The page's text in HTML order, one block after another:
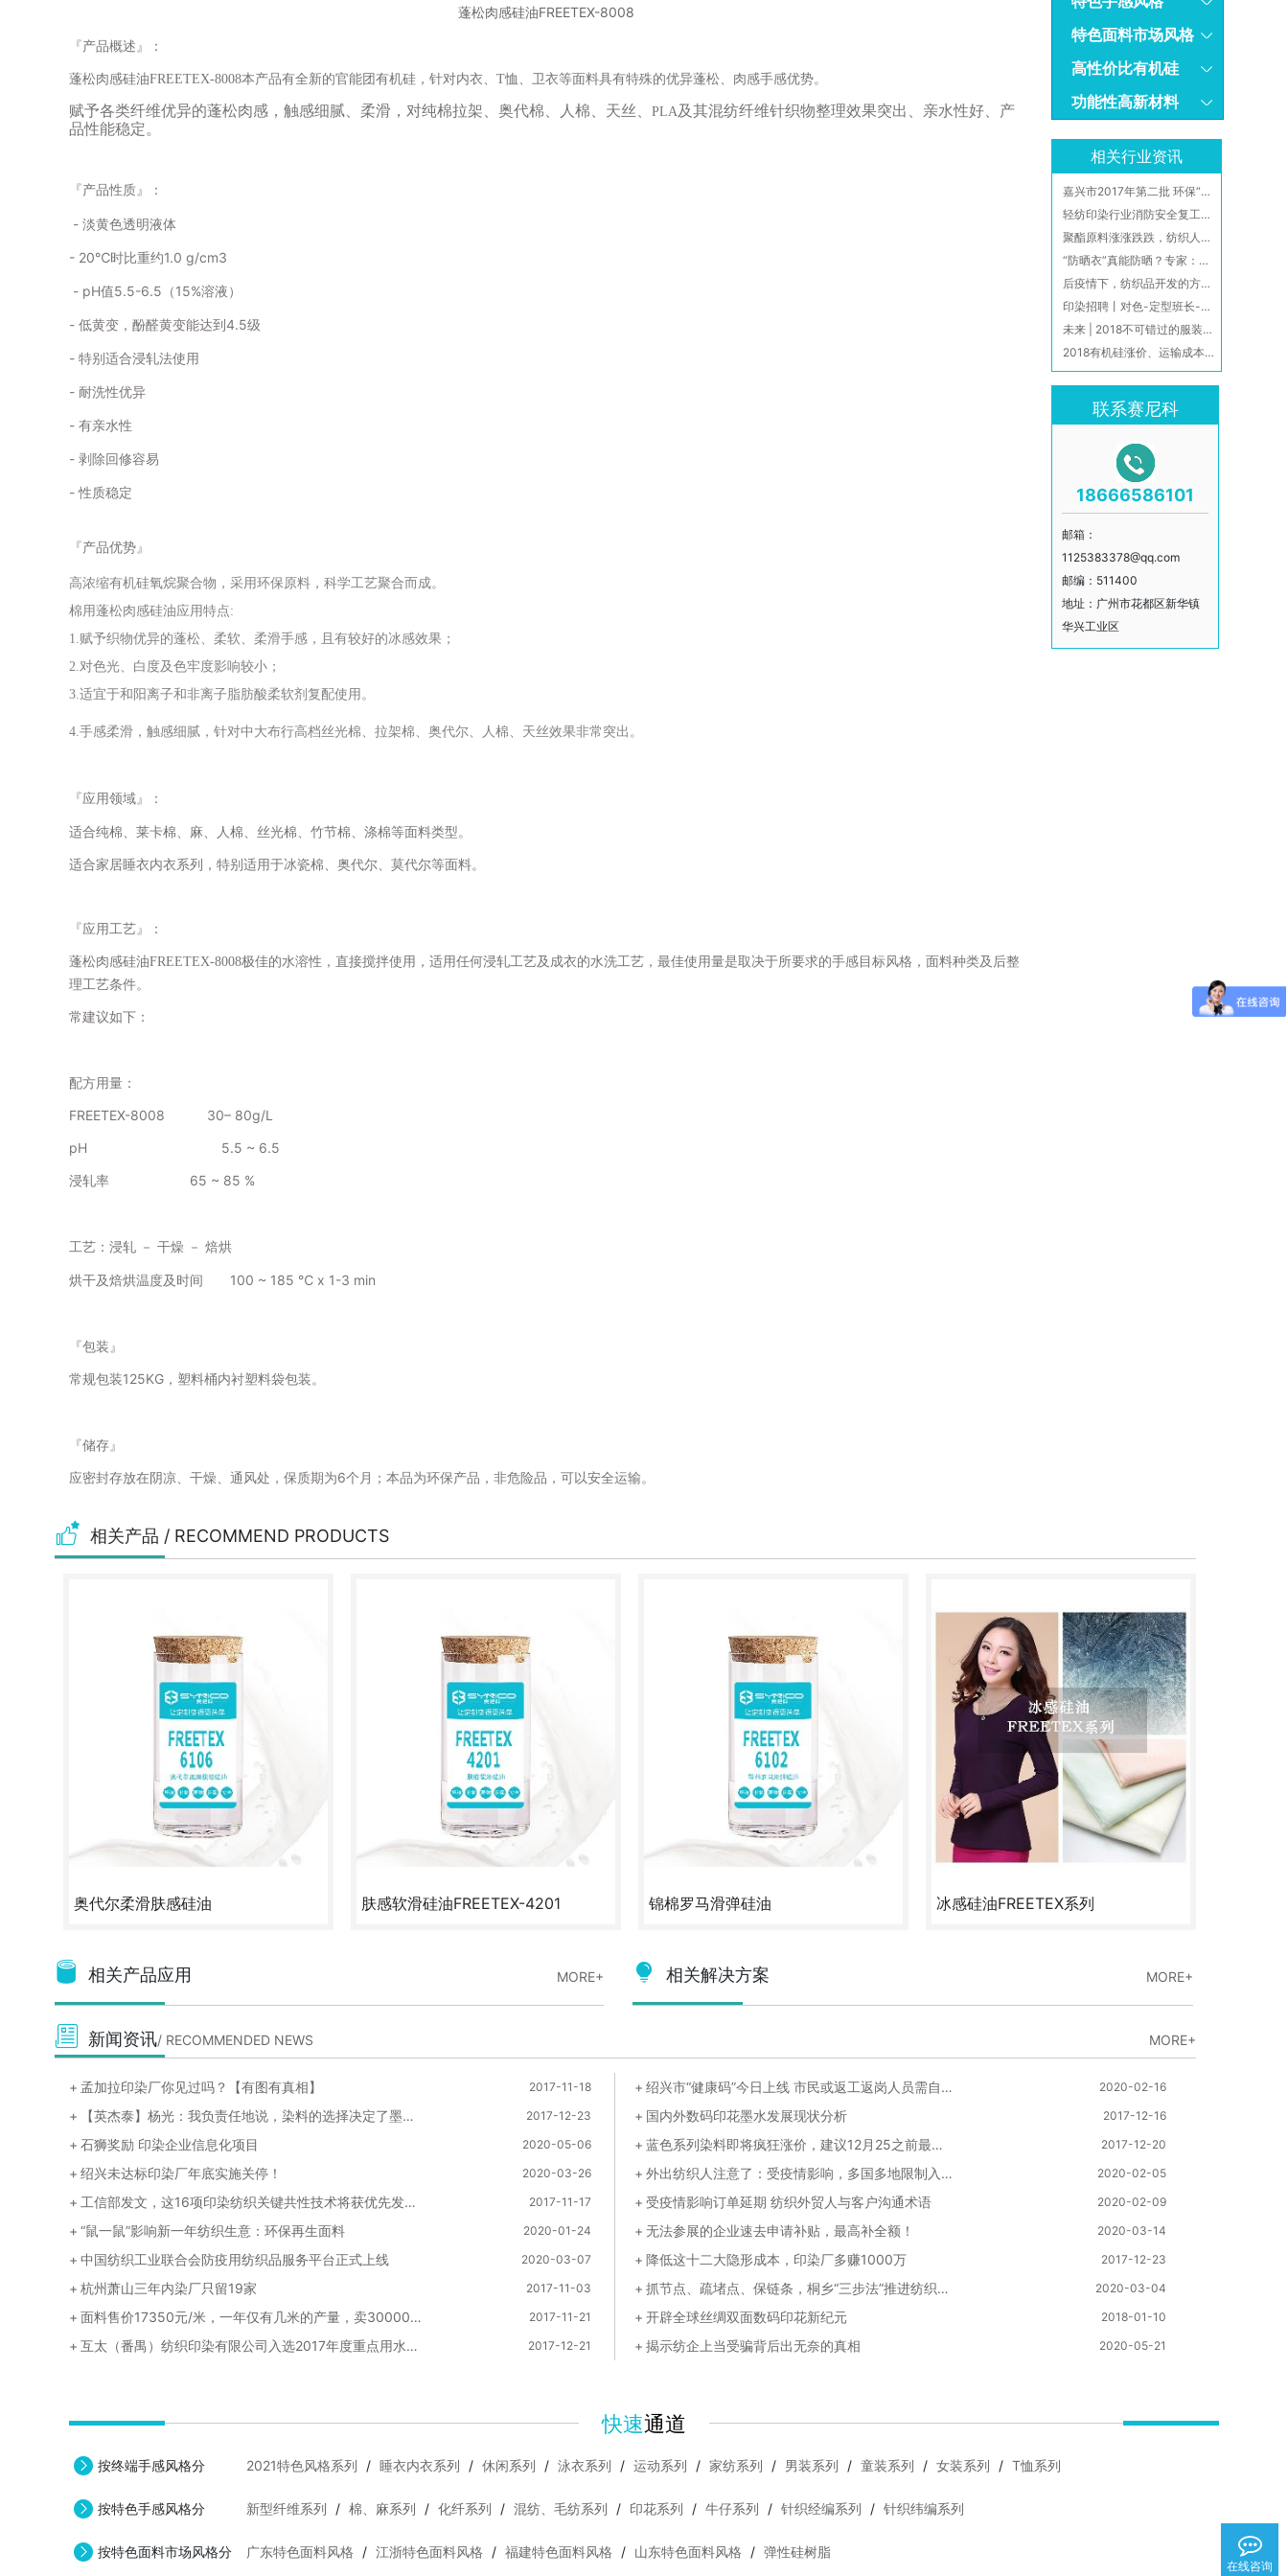
蓬松肉感硅油FREETEX-8008
『产品概述』：
蓬松肉感硅油FREETEX-8008本产品有全新的官能团有机硅，针对内衣、 T恤、卫衣等面料具有特殊的优异蓬松、肉感手感优势。
赋予各类纤维优异的蓬松肉感，触感细腻、柔滑，对纯棉拉架、奥代棉、人棉、天丝、 PLA及其混纺纤维针织物整理效果突出、亲水性好、产
品性能稳定。
『产品性质』：
- 淡黄色透明液体
- 20℃时比重约1.0 g/cm3
- pH值5.5-6.5（15%溶液）
- 低黄变，酚醛黄变能达到4.5级
- 特别适合浸轧法使用
- 耐洗性优异
- 有亲水性
- 剥除回修容易
- 性质稳定
『产品优势』
高浓缩有机硅氧烷聚合物，采用环保原料，科学工艺聚合而成。
棉用蓬松肉感硅油应用特点:
1.赋予织物优异的蓬松、柔软、柔滑手感，且有较好的冰感效果；
2.对色光、白度及色牢度影响较小；
3.适宜于和阳离子和非离子脂肪酸柔软剂复配使用。
4.手感柔滑，触感细腻，针对中大布行高档丝光棉、拉架棉、奥代尔、人棉、天丝效果非常突出。
『应用领域』：
适合纯棉、莱卡棉、麻、人棉、丝光棉、竹节棉、涤棉等面料类型。
适合家居睡衣内衣系列，特别适用于冰瓷棉、奥代尔、莫代尔等面料。
『应用工艺』：
蓬松肉感硅油FREETEX-8008极佳的水溶性，直接搅拌使用，适用任何浸轧工艺及成衣的水洗工艺，最佳使用量是取决于所要求的手感目标风格，面料种类及后整
理工艺条件。
常建议如下：
配方用量：
FREETEX-8008 30– 80g/L
pH 5.5 ~ 6.5
浸轧率 65 ~ 85 %
工艺：浸轧 － 干燥 － 焙烘
烘干及焙烘温度及时间 100 ~ 185 ℃ x 1-3 min
『包装』
常规包装125KG，塑料桶内衬塑料袋包装。
『储存』
应密封存放在阴凉、干燥、通风处，保质期为6个月；本品为环保产品，非危险品，可以安全运输。
相关产品 / RECOMMEND PRODUCTS
奥代尔柔滑肤感硅油 肤感软滑硅油FREETEX-4201 锦棉罗马滑弹硅油 冰感硅油FREETEX系列
MORE+
相关产品应用 MORE+
相关解决方案
MORE+
新闻资讯/ RECOMMENDED NEWS
孟加拉印染厂你见过吗？【有图有真相】 2017-11-18 绍兴市“健康码”今日上线 市民或返工返岗人员需自行申报 2020-02-16
【英杰泰】杨光：我负责任地说，染料的选择决定了墨水80%的性能表现【演讲视频】 2017-12-23 国内外数码印花墨水发展现状分析 2017-12-16
石狮奖励 印染企业信息化项目 2020-05-06 蓝色系列染料即将疯狂涨价，建议12月25之前最好备好货………… 2017-12-20
绍兴未达标印染厂年底实施关停！ 2020-03-26 外出纺织人注意了：受疫情影响，多国多地限制入境政策出台！ 2020-02-05
工信部发文，这16项印染纺织关键共性技术将获优先发展！ 2017-11-17 受疫情影响订单延期 纺织外贸人与客户沟通术语 2020-02-09
“鼠一鼠”影响新一年纺织生意：环保再生面料 2020-01-24 无法参展的企业速去申请补贴，最高补全额！ 2020-03-14
中国纺织工业联合会防疫用纺织品服务平台正式上线 2020-03-07 降低这十二大隐形成本，印染厂多赚1000万 2017-12-23
杭州萧山三年内染厂只留19家 2017-11-03 抓节点、疏堵点、保链条，桐乡“三步法”推进纺织产业复工达产 2020-03-04
面料售价17350元/米，一年仅有几米的产量，卖300000米涤塔夫才能买得起它一件西服，这才是真正的“面料之王”！ 2017-11-21 开辟全球丝绸双面数码印花新纪元 2018-01-10
互太（番禺）纺织印染有限公司入选2017年度重点用水企业水效领跑者名单 2017-12-21 揭示纺企上当受骗背后出无奈的真相 2020-05-21
特色面料市场风格
高性价比有机硅
功能性高新材料
相关行业资讯
嘉兴市2017年第二批 环保“黑名单”9家印染企业“戴帽”加罚款！
轻纺印染行业消防安全复工须知
聚酯原料涨涨跌跌，纺织人悬着的心还没有放下，新中美协定又将签署
“防晒衣”真能防晒？专家：别信“爆款”信“面料”
后疫情下，纺织品开发的方向如何？
印染招聘丨对色-定型班长-染色主管-对色师傅-平网机长-打样
未来 | 2018不可错过的服装印花大趋势
2018有机硅涨价、运输成本上升，下游压力剧增，多家胶企纷纷提价！
联系赛尼科
18666586101
邮箱：
1125383378@qq.com
邮编：511400
地址：广州市花都区新华镇
华兴工业区
快速通道
按终端手感风格分 2021特色风格系列 / 睡衣内衣系列 / 休闲系列 / 泳衣系列 / 运动系列 / 家纺系列 / 男装系列 / 童装系列 / 女装系列 / T恤系列
按特色手感风格分 新型纤维系列 / 棉、麻系列 / 化纤系列 / 混纺、毛纺系列 / 印花系列 / 牛仔系列 / 针织经编系列 / 针织纬编系列
按特色面料市场风格分 广东特色面料风格 / 江浙特色面料风格 / 福建特色面料风格 / 山东特色面料风格 / 弹性硅树脂
在线咨询